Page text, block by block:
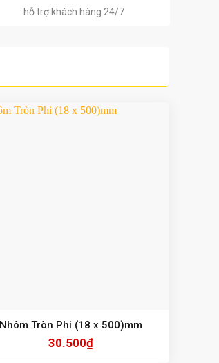
hỗ trợ khách hàng 24/7
Nhôm Tròn Phi (18 x 500)mm
30.500₫